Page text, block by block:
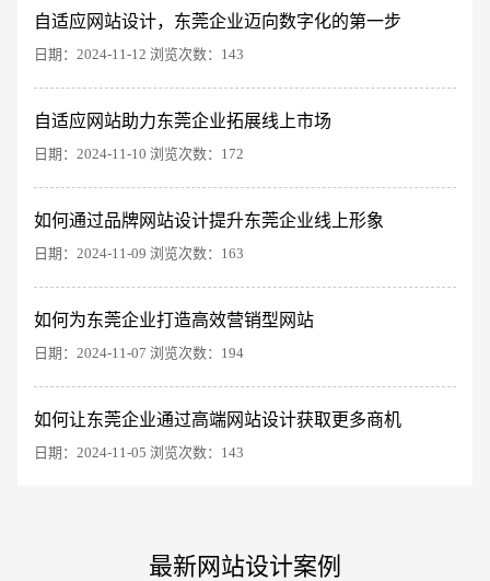
自适应网站设计，东莞企业迈向数字化的第一步
日期：2024-11-12 浏览次数：143
自适应网站助力东莞企业拓展线上市场
日期：2024-11-10 浏览次数：172
如何通过品牌网站设计提升东莞企业线上形象
日期：2024-11-09 浏览次数：163
如何为东莞企业打造高效营销型网站
日期：2024-11-07 浏览次数：194
如何让东莞企业通过高端网站设计获取更多商机
日期：2024-11-05 浏览次数：143
最新网站设计案例